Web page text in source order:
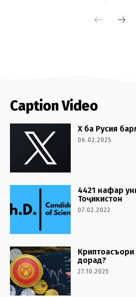
Caption Video
X ба Русия
06.02.2025
4421 нафар
Тоҷикистон
07.02.2022
дорад?
27.10.2025